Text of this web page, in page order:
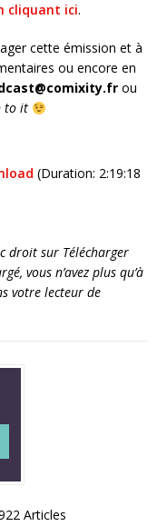
cliquant ici.
cette émission et à
ou encore en
ou
to it
(Duration: 2:19:18
droit sur Télécharger
vous n’avez plus qu’à
votre lecteur de
Articles